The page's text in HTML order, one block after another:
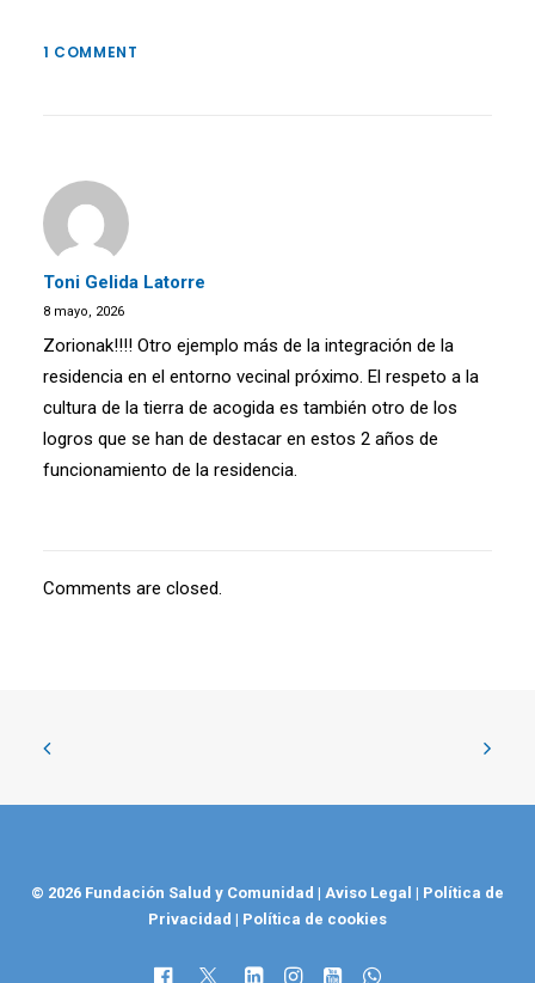
1 COMMENT
Toni Gelida Latorre
8 mayo, 2026
Zorionak!!!! Otro ejemplo más de la integración de la
residencia en el entorno vecinal próximo. El respeto a la
cultura de la tierra de acogida es también otro de los
logros que se han de destacar en estos 2 años de
funcionamiento de la residencia.
Comments are closed.
© 2026 Fundación Salud y Comunidad | Aviso Legal | Política de
Privacidad | Política de cookies